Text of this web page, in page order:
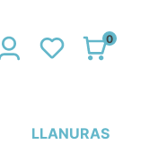
LLANURAS
0